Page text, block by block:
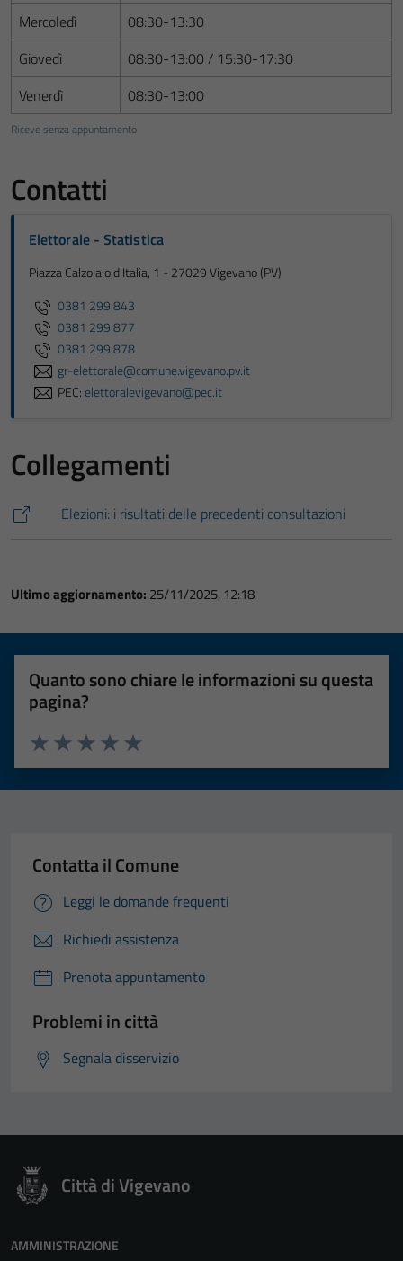
Riceve senza appuntamento
Mercoledì
08:30-13:30
Giovedì
08:30-13:00 / 15:30-17:30
Venerdì
08:30-13:00
Contatti
Elettorale - Statistica
Piazza Calzolaio d'Italia, 1 - 27029 Vigevano (PV)
0381 299 843
0381 299 877
0381 299 878
gr-elettorale@comune.vigevano.pv.it
PEC:elettoralevigevano@pec.it
Collegamenti
Elezioni: i risultati delle precedenti consultazioni
Ultimo aggiornamento: 25/11/2025, 12:18
Quanto sono chiare le informazioni su questa
pagina?
Valuta 5 stelle su 5
Valuta 4 stelle su 5
Valuta 3 stelle su 5
Valuta 2 stelle su 5
Valuta 1 stelle su 5
Contatta il Comune
Leggi le domande frequenti
Richiedi assistenza
Prenota appuntamento
Problemi in città
Segnala disservizio
Città di Vigevano
AMMINISTRAZIONE